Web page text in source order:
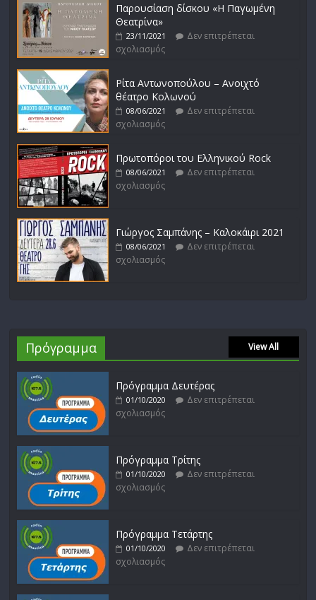
Παρουσίαση δίσκου «Η Παγωμένη
Θεατρίνα»
23/11/2021
Δεν επιτρέπεται
σχολιασμός
Ρίτα Αντωνοπούλου – Ανοιχτό
θέατρο Κολωνού
08/06/2021
Δεν επιτρέπεται
σχολιασμός
Πρωτοπόροι του Ελληνικού Rock
08/06/2021
Δεν επιτρέπεται
σχολιασμός
Γιώργος Σαμπάνης – Καλοκάιρι 2021
08/06/2021
Δεν επιτρέπεται
σχολιασμός
Πρόγραμμα View All
Πρόγραμμα Δευτέρας
01/10/2020
Δεν επιτρέπεται
σχολιασμός
Πρόγραμμα Τρίτης
01/10/2020
Δεν επιτρέπεται
σχολιασμός
Πρόγραμμα Τετάρτης
01/10/2020
Δεν επιτρέπεται
σχολιασμός